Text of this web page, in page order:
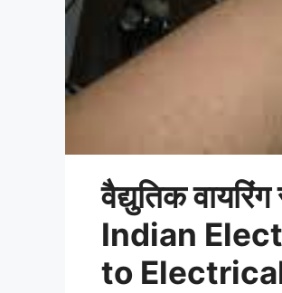
वैद्युतिक वायरिंग
Indian
to Ele